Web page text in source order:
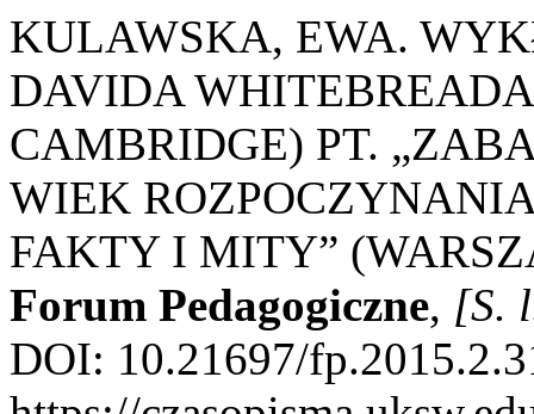
KULAWSKA, EWA.
DAVIDA
CAMBRIDGE) PT.
WIEK
FAKTY I MITY”
Forum Pedagogiczne, [S.
DOI: 10.21697/